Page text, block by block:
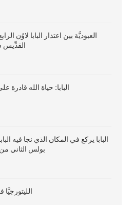
العبوديَّة بين اعتذار البابا لاوُن
القدِّيس
البابا: حياة الله قادرة
البابا يركع في المكان الذي نجا فيه
بولس الثاني